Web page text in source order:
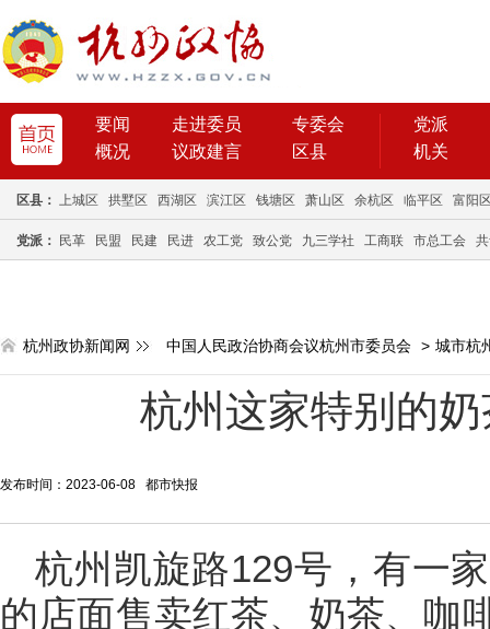
要闻 走进委员
专委会
概况
议政建言 区县
党派
机关
区县： 上城区 拱墅区 西湖区 滨江区 钱塘区 萧山区 余杭区 临平区 富阳
党派： 民革 民盟 民建 民进 农工党 致公党 九三学社 工商联 市总工会
杭州政协新闻网 中国人民政治协商会议杭州市委员会 > 城市杭
杭州这家特别的
发布时间：2023-06-08 都市快报
杭州凯旋路129号，有一
的店面售卖红茶、奶茶、咖